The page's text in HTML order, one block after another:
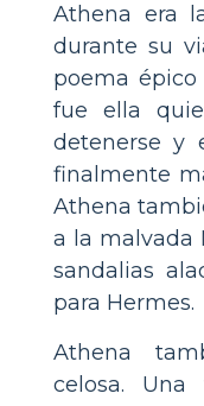
Athena era
durante su
poema épico
fue ella
detenerse y
finalmente
Athena
a la malvada
sandalias
para Hermes.
Athena
celosa.